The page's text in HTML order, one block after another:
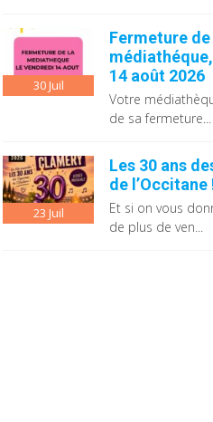
30Juil
Fermeture de
14 août 2026
Votre
de sa fermeture...
23 Juil
Les 30 ans
de l’Occitane
Et si on vous
de plus de ven...